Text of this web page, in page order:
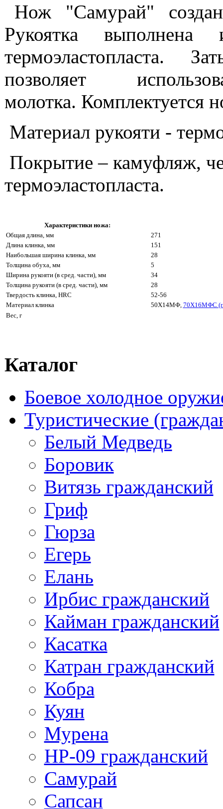
Нож "Самурай"
Рукоятка
термоэластопласта.
позволяет
молотка. Комплектуется
Материал рукояти -
Покрытие – камуфляж,
термоэластопласта.
Характеристики ножа:
Общая длина, мм
271
Длина клинка, мм
151
Наибольшая ширина клинка, мм
28
Толщина обуха, мм
5
Ширина рукояти (в сред. части), мм
34
Толщина рукояти (в сред. части), мм
28
Твердость клинка, HRC
52-56
Материал клинка
50Х14МФ, 70Х16МФС
Вес, г
Каталог
Боевое холодное
Туристические
Белый Медведь
Боровик
Витязь гражданский
Гриф
Гюрза
Егерь
Елань
Ирбис гражданский
Кайман гражданский
Касатка
Катран гражданский
Кобра
Куян
Мурена
НР-09 гражданский
Самурай
Сапсан